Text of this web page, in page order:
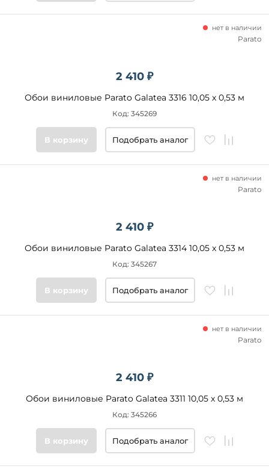
2 410 ₽
Обои виниловые Parato Galatea 3316 10,05 x 0,53 м
нет в наличии
Код: 345269
Parato
В корзину Подобрать аналог
2 410 ₽
Обои виниловые Parato Galatea 3314 10,05 x 0,53 м
нет в наличии
Код: 345267
Parato
В корзину Подобрать аналог
2 410 ₽
Обои виниловые Parato Galatea 3311 10,05 x 0,53 м
нет в наличии
Код: 345266
Parato
В корзину Подобрать аналог